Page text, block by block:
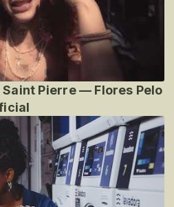
Pierre — Flores Pelo